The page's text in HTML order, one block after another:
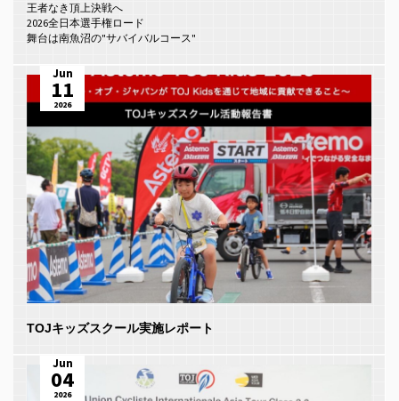
王者なき頂上決戦へ
2026全日本選手権ロード
舞台は南魚沼の"サバイバルコース"
TOJキッズスクール実施レポート
Jun
11
2026
Jun
04
2026